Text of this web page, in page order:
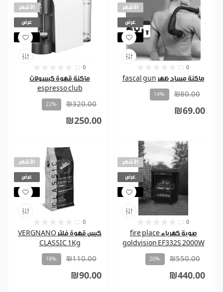
الأشهر
عرض
مباع
0
ماكنة قهوة كبسولات
espresso club
₪320.00
-22%
₪250.00
الأشهر
عرض
مباع
0
ماكنة مساج ظهر fascal gun
₪80.00
-14%
₪69.00
الأشهر
عرض
مباع
0
كيس قهوة فلتر VERGNANO
CLASSIC 1Kg
₪110.00
-18%
₪90.00
الأشهر
عرض
مباع
0
صوبة كهرباء fire place
goldvision EF332S 2000W
₪550.00
-20%
₪440.00